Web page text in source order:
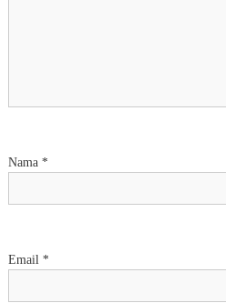
Nama *
Email *